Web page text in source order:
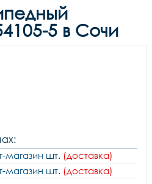
5 в Сочи
магазин шт. (доставка)
магазин шт. (доставка)